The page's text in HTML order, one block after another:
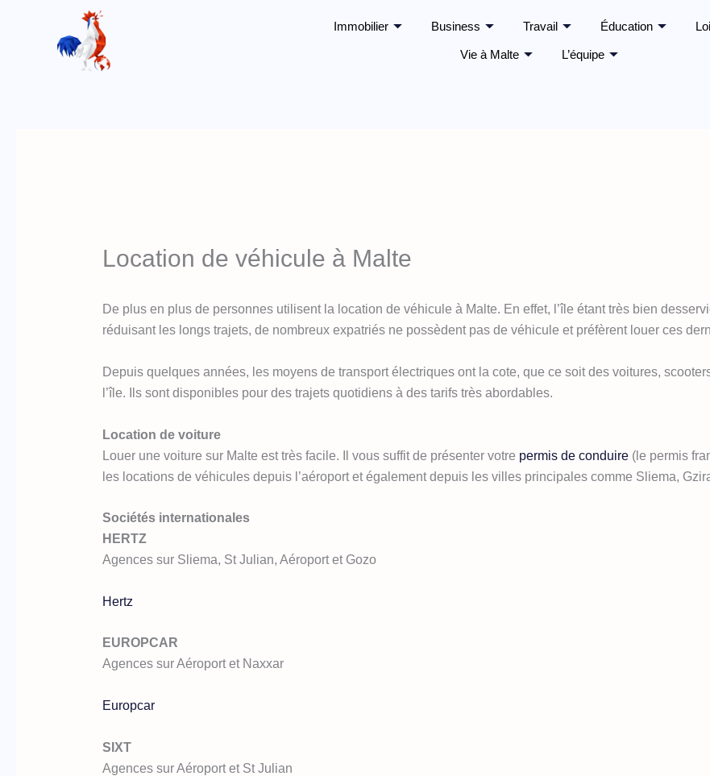
Immobilier Business Travail Éducation
Vie à Malte L’équipe
Location de véhicule à Malte
De plus en plus de personnes utilisent la location de véhicule à Malte. En effet, l’île étant très bien
réduisant les longs trajets, de nombreux expatriés ne possèdent pas de véhicule et préfèrent louer ces
Depuis quelques années, les moyens de transport électriques ont la cote, que ce soit des voitures,
l’île. Ils sont disponibles pour des trajets quotidiens à des tarifs très abordables.
Location de voiture
Louer une voiture sur Malte est très facile. Il vous suffit de présenter votre permis de conduire(le permis
les locations de véhicules depuis l’aéroport et également depuis les villes principales comme Sliema,
Sociétés internationales
HERTZ
Agences sur Sliema, St Julian, Aéroport et Gozo
Hertz
EUROPCAR
Agences sur Aéroport et Naxxar
Europcar
SIXT
Agences sur Aéroport et St Julian